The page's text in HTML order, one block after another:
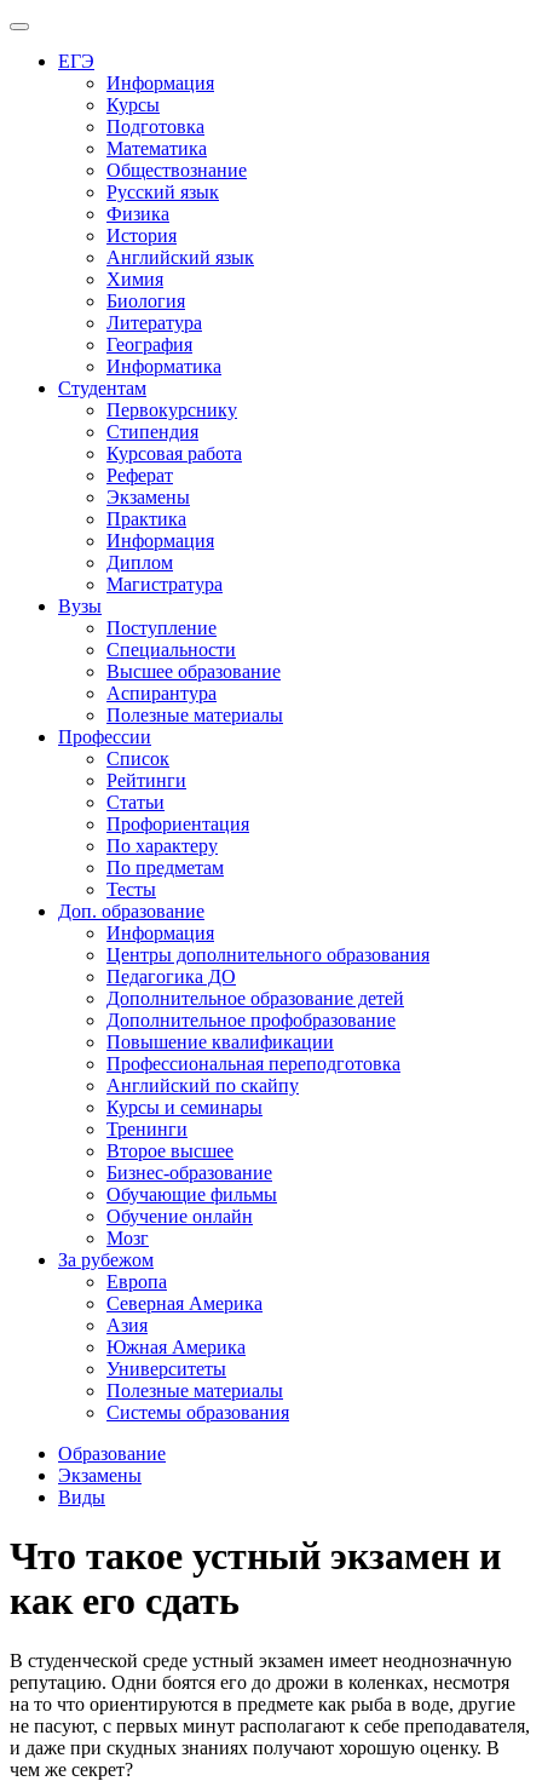
Меню
ЕГЭ
Информация
Курсы
Подготовка
Математика
Обществознание
Русский язык
Физика
История
Английский язык
Химия
Биология
Литература
География
Информатика
Студентам
Первокурснику
Стипендия
Курсовая работа
Реферат
Экзамены
Практика
Информация
Диплом
Магистратура
Вузы
Поступление
Специальности
Высшее образование
Аспирантура
Полезные материалы
Профессии
Список
Рейтинги
Статьи
Профориентация
По характеру
По предметам
Тесты
Доп. образование
Информация
Центры дополнительного образования
Педагогика ДО
Дополнительное образование детей
Дополнительное профобразование
Повышение квалификации
Профессиональная переподготовка
Английский по скайпу
Курсы и семинары
Тренинги
Второе высшее
Бизнес-образование
Обучающие фильмы
Обучение онлайн
Мозг
За рубежом
Европа
Северная Америка
Азия
Южная Америка
Университеты
Полезные материалы
Системы образования
Образование
Экзамены
Виды
Что такое устный экзамен и
как его сдать
В студенческой среде устный экзамен имеет неоднозначную
репутацию. Одни боятся его до дрожи в коленках, несмотря
на то что ориентируются в предмете как рыба в воде, другие
не пасуют, с первых минут располагают к себе преподавателя,
и даже при скудных знаниях получают хорошую оценку. В
чем же секрет?